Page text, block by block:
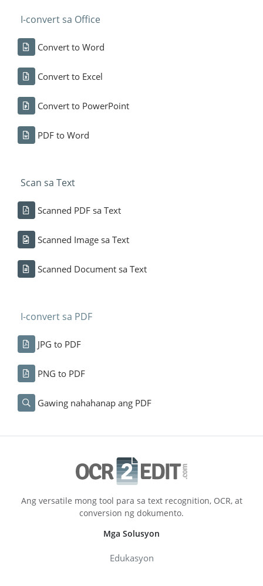
I-convert sa Office
Convert to Word
Convert to Excel
Convert to PowerPoint
PDF to Word
Scan sa Text
Scanned PDF sa Text
Scanned Image sa Text
Scanned Document sa Text
I-convert sa PDF
JPG to PDF
PNG to PDF
Gawing nahahanap ang PDF
Ang versatile mong tool para sa text recognition, OCR, at
conversion ng dokumento.
Mga Solusyon
Edukasyon